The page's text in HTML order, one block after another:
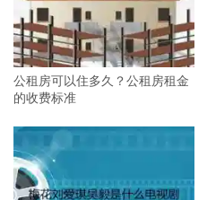
公租房可以住多久？公租房租金
的收费标准